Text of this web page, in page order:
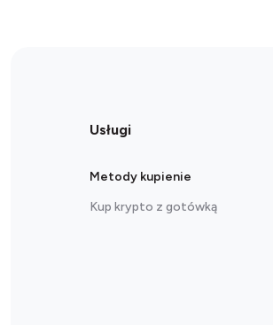
Usługi
Metody kupienie
Kup krypto z gotówką